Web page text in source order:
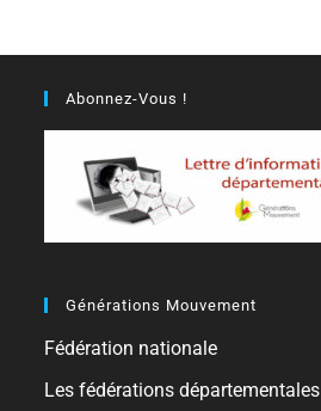
Abonnez-Vous !
Générations Mouvement
Fédération nationale
Les fédérations départementales